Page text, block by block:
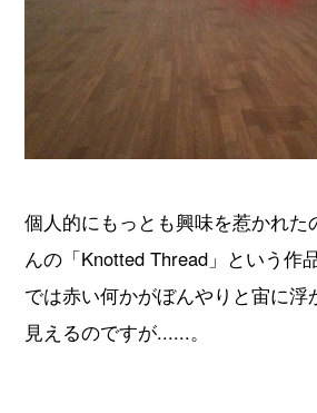
個人的にもっとも興味を惹かれた
んの「Knotted Thread」という作
では赤い何かがぼんやりと宙に浮
見えるのですが......。